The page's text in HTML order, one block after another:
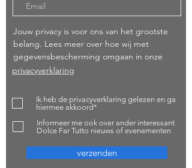
privacyverklaring
Jouw privacy is voor ons van het grootste
belang. Lees meer over hoe wij met
gegevensbescherming omgaan in onze
Ik heb de privacyverklaring gelezen en ga
hiermee akkoord*
Informeer me ook over ander interessant
Dolce Far Tutto nieuws of evenementen
verzenden